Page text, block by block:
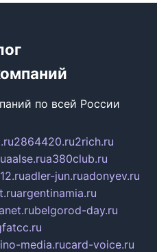
по всей России
2864420.ru2rich.ru
aalse.rua380club.ru
adler-jun.ruadonyev.ru
argentinamia.ru
belgorod-day.ru
media.rucard-voice.ru